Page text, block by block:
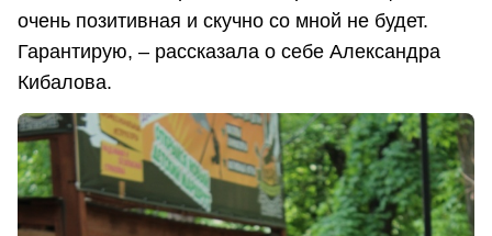
очень позитивная и скучно со мной не будет.
Гарантирую, – рассказала о себе Александра
Кибалова.